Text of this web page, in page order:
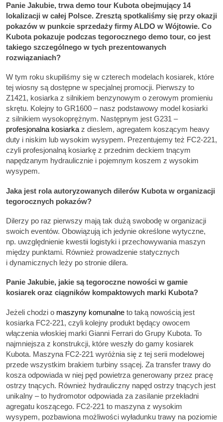
Panie Jakubie, trwa demo tour Kubota obejmujący 14
lokalizacji w całej Polsce. Zresztą spotkaliśmy się przy okazji
pokazów w punkcie sprzedaży firmy ALDO w Wójtowie. Co
Kubota pokazuje podczas tegorocznego demo tour, co jest
takiego szczególnego w tych prezentowanych
rozwiązaniach?
W tym roku skupiliśmy się w czterech modelach kosiarek, które
tej wiosny są dostępne w specjalnej promocji. Pierwszy to
Z1421, kosiarka z silnikiem benzynowym o zerowym promieniu
skrętu. Kolejny to GR1600 – nasz podstawowy model kosiarki
z silnikiem wysokoprężnym. Następnym jest G231 –
profesjonalna kosiarka z dieslem, agregatem koszącym heavy
duty i niskim lub wysokim wysypem. Prezentujemy też FC2-221,
czyli profesjonalną kosiarkę z przednim deckiem tnącym
napędzanym hydraulicznie i pojemnym koszem z wysokim
wysypem.
Jaka jest rola autoryzowanych dilerów Kubota w organizacji
tegorocznych pokazów?
Dilerzy po raz pierwszy mają tak dużą swobodę w organizacji
swoich eventów. Obowiązują ich jedynie określone wytyczne,
np. uwzględnienie kwestii logistyki i przechowywania maszyn
między punktami. Również prowadzenie statycznych
i dynamicznych leży po stronie dilera.
Panie Jakubie, jakie są tegoroczne nowości w gamie
kosiarek oraz ciągników kompaktowych marki Kubota?
Jeżeli chodzi o maszyny komunalne to taką nowością jest
kosiarka FC2-221, czyli kolejny produkt będący owocem
włączenia włoskiej marki Gianni Ferrari do Grupy Kubota. To
najmniejsza z konstrukcji, które weszły do gamy kosiarek
Kubota. Maszyna FC2-221 wyróżnia się z tej serii modelowej
przede wszystkim brakiem turbiny ssącej. Za transfer trawy do
kosza odpowiada w niej pęd powietrza generowany przez pracę
ostrzy tnących. Również hydrauliczny napęd ostrzy tnących jest
unikalny – to hydromotor odpowiada za zasilanie przekładni
agregatu koszącego. FC2-221 to maszyna z wysokim
wysypem, pozbawiona możliwości wyładunku trawy na poziomie